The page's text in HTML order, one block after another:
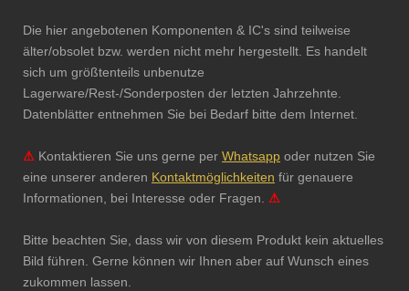
Die hier angebotenen Komponenten & IC's sind teilweise
älter/obsolet bzw. werden nicht mehr hergestellt. Es handelt
sich um größtenteils unbenutze
Lagerware/Rest-/Sonderposten der letzten Jahrzehnte.
Datenblätter entnehmen Sie bei Bedarf bitte dem Internet.
⚠ Kontaktieren Sie uns gerne per Whatsapp oder nutzen Sie
eine unserer anderen Kontaktmöglichkeiten für genauere
Informationen, bei Interesse oder Fragen. ⚠
Bitte beachten Sie, dass wir von diesem Produkt kein aktuelles
Bild führen. Gerne können wir Ihnen aber auf Wunsch eines
zukommen lassen.